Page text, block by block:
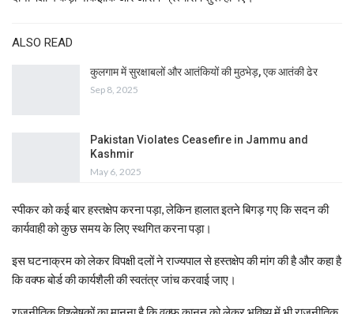
ALSO READ
कुलगाम में सुरक्षाबलों और आतंकियों की मुठभेड़, एक आतंकी ढेर
Sep 8, 2025
Pakistan Violates Ceasefire in Jammu and
Kashmir
May 6, 2025
स्पीकर को कई बार हस्तक्षेप करना पड़ा, लेकिन हालात इतने बिगड़ गए कि सदन की
कार्यवाही को कुछ समय के लिए स्थगित करना पड़ा।
इस घटनाक्रम को लेकर विपक्षी दलों ने राज्यपाल से हस्तक्षेप की मांग की है और कहा है
कि वक्फ बोर्ड की कार्यशैली की स्वतंत्र जांच करवाई जाए।